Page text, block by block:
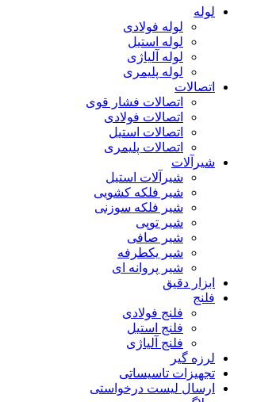
لوله
لوله فولادی
لوله استیل
لوله آلیاژی
لوله پلیمری
اتصالات
اتصالات فشار قوی
اتصالات فولادی
اتصالات استیل
اتصالات پلیمری
شیرآلات
شیرآلات استیل
شیر فلکه کشویی
شیر فلکه سوزنی
شیر توپی
شیر صافی
شیر یکطرفه
شیر پروانه ای
ابزار دقیق
فلنج
فلنج فولادی
فلنج استیل
فلنج آلیاژی
لرزه گیر
تجهیزات تاسیساتی
ارسال لیست درخواستی